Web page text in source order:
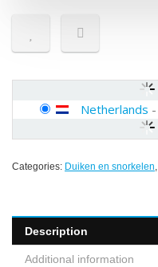
Netherlands -
Categories: Duiken en snorkelen,
Description
Additional information